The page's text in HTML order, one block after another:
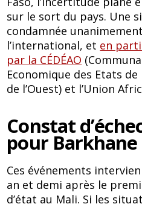
sur le sort du pays. Une
condamnée
l’international, et en
par la CÉDÉAO
Economique des Etats de
de l’Ouest) et l’Union
Constat
pour Barkhane
Ces événements
an et demi après le
d’état au Mali. Si les